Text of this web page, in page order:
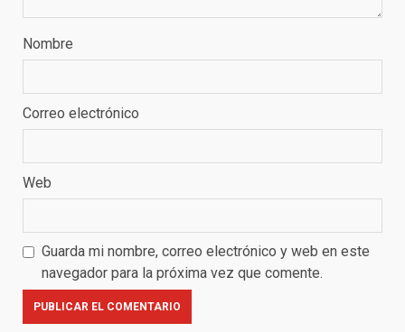
Nombre
Correo electrónico
Web
Guarda mi nombre, correo electrónico y web en este
navegador para la próxima vez que comente.